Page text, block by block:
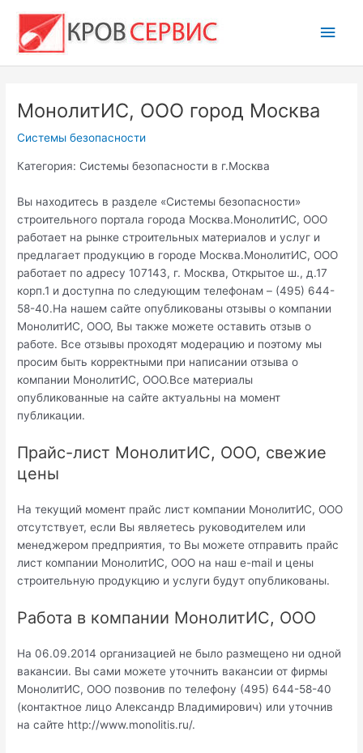
содержимому
МонолитИС, ООО город Москва
Системы безопасности
Категория: Системы безопасности в г.Москва
Вы находитесь в разделе «Системы безопасности»
строительного портала города Москва.МонолитИС, ООО
работает на рынке строительных материалов и услуг и
предлагает продукцию в городе Москва.МонолитИС, ООО
работает по адресу 107143, г. Москва, Открытое ш., д.17
корп.1 и доступна по следующим телефонам – (495) 644-
58-40.На нашем сайте опубликованы отзывы о компании
МонолитИС, ООО, Вы также можете оставить отзыв о
работе. Все отзывы проходят модерацию и поэтому мы
просим быть корректными при написании отзыва о
компании МонолитИС, ООО.Все материалы
опубликованные на сайте актуальны на момент
публикации.
Прайс-лист МонолитИС, ООО, свежие
цены
На текущий момент прайс лист компании МонолитИС, ООО
отсутствует, если Вы являетесь руководителем или
менеджером предприятия, то Вы можете отправить прайс
лист компании МонолитИС, ООО на наш e-mail и цены
строительную продукцию и услуги будут опубликованы.
Работа в компании МонолитИС, ООО
На 06.09.2014 организацией не было размещено ни одной
вакансии. Вы сами можете уточнить вакансии от фирмы
МонолитИС, ООО позвонив по телефону (495) 644-58-40
(контактное лицо Александр Владимирович) или уточнив
на сайте http://www.monolitis.ru/.